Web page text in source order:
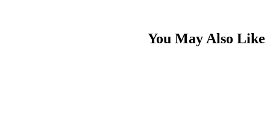
You May Also Like